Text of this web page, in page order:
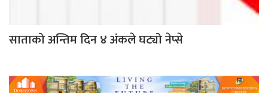
साताको अन्तिम दिन ४ अंकले घट्यो नेप्से